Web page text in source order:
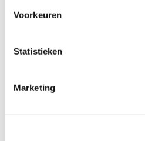
Voorkeuren
Statistieken
Marketing
Midden-Holland
Oncologie-zorgnetwerk